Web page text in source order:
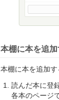
本棚に本を追加
本棚に本を追加す
読んだ本に登
各本のページ